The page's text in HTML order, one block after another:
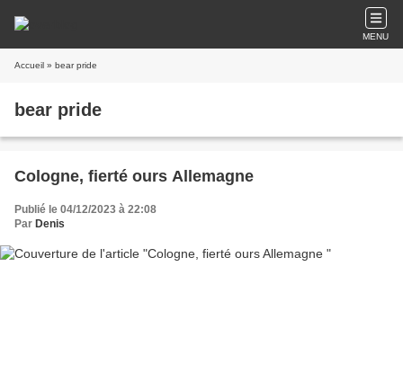
MENU
Accueil » bear pride
bear pride
Cologne, fierté ours Allemagne
Publié le 04/12/2023 à 22:08
Par Denis